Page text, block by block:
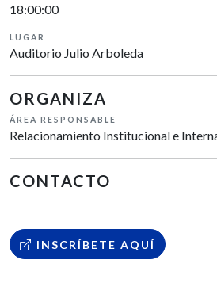
18:00:00
LUGAR
Auditorio Julio Arboleda
ORGANIZA
ÁREA RESPONSABLE
Relacionamiento Institucional e
CONTACTO
INSCRÍBETE AQUÍ